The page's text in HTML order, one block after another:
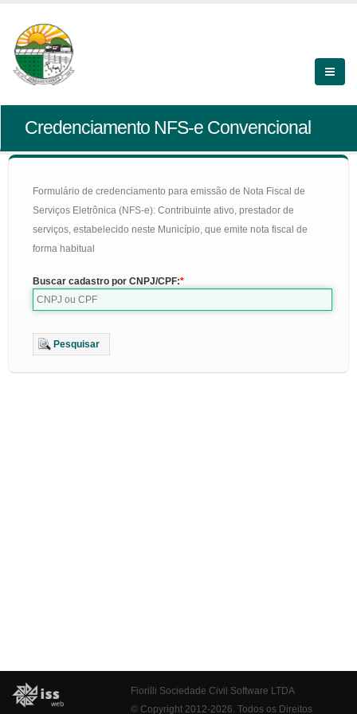
Credenciamento NFS-e Convencional
Formulário de credenciamento para emissão de Nota Fiscal de
Serviços Eletrônica (NFS-e): Contribuinte ativo, prestador de
serviços, estabelecido neste Município, que emite nota fiscal de
forma habitual
Buscar cadastro por CNPJ/CPF:
Pesquisar
Fiorilli Sociedade Civil Software LTDA
© Copyright 2012-2026. Todos os Direitos